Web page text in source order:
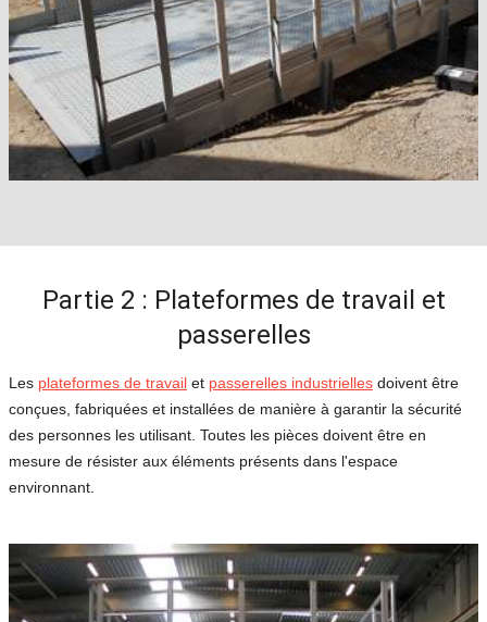
Partie 2 : Plateformes de travail et
passerelles
Les plateformes de travail et passerelles industrielles doivent être
conçues, fabriquées et installées de manière à garantir la sécurité
des personnes les utilisant. Toutes les pièces doivent être en
mesure de résister aux éléments présents dans l'espace
environnant.